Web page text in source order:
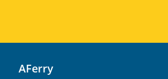
AFerry